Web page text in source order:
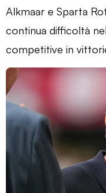
Alkmaar e Sparta
continua difficoltà
competitive in